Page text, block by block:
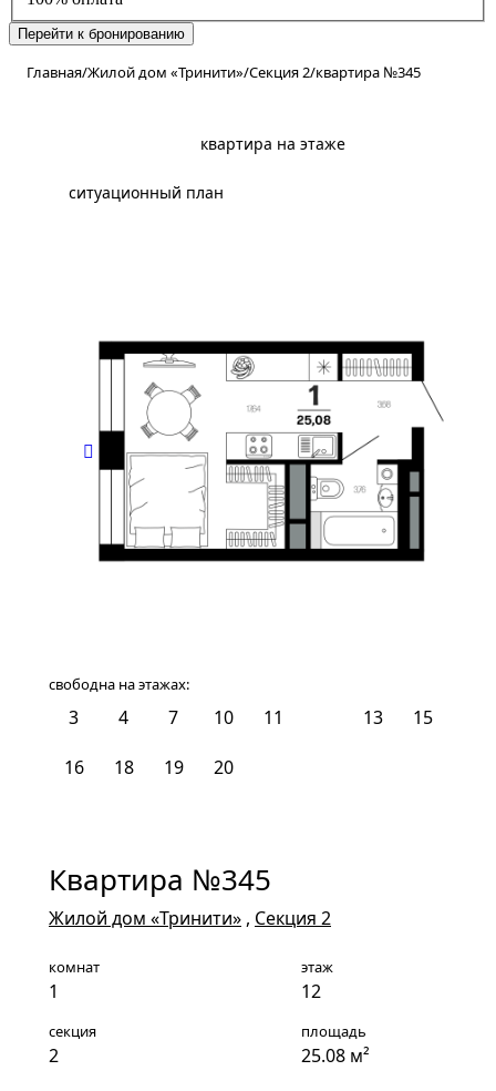
Перейти к бронированию
Главная/Жилой дом «Тринити»/Секция 2/квартира №345
квартира на этаже
ситуационный план
свободна на этажах:
3 4 7 10 11 13 15
16 18 19 20
Квартира №345
Жилой дом «Тринити» , Секция 2
комнат
1
этаж
12
секция
2
площадь
25.08 м²